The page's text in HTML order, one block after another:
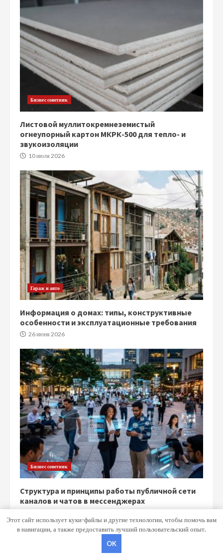
Бизнес советник
Листовой муллитокремнеземистый
огнеупорный картон МКРК-500 для тепло- и
звукоизоляции
10 июля 2026
Гараж и авто
Информация о домах: типы, конструктивные
особенности и эксплуатационные требования
26 июня 2026
Бизнес советник
Структура и принципы работы публичной сети
каналов и чатов в мессенджерах
Copyright © Все права защищены.
Этот сайт использует куки-файлы и другие технологии, чтобы помочь вам
в навигации, а также предоставить лучший пользовательский опыт.
OK